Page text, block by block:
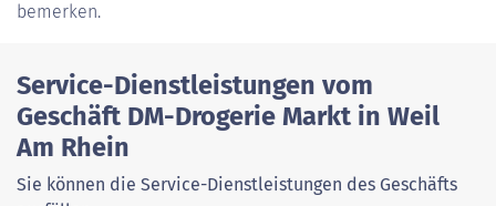
bemerken.
Service-Dienstleistungen vom
Geschäft DM-Drogerie Markt in Weil
Am Rhein
Sie können die Service-Dienstleistungen des Geschäfts